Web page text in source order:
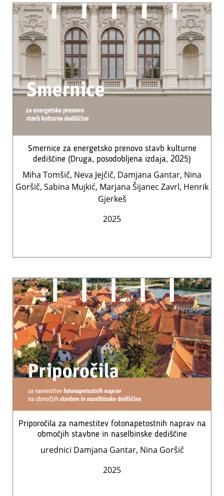
Smernice za energetsko prenovo stavb kulturne
dediščine (Druga, posodobljena izdaja, 2025)
Miha Tomšič, Neva Jejčič, Damjana Gantar, Nina
Goršič, Sabina Mujkić, Marjana Šijanec Zavrl, Henrik
Gjerkeš
2025
Priporočila za namestitev fotonapetostnih naprav na
območjih stavbne in naselbinske dediščine
urednici Damjana Gantar, Nina Goršič
2025